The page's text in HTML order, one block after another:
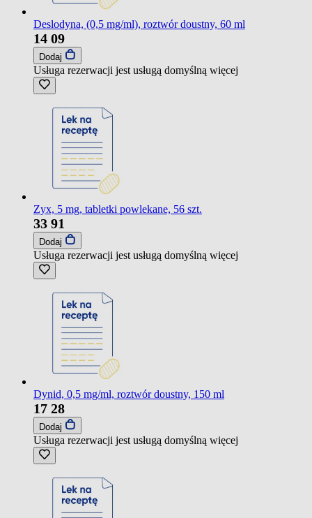
Deslodyna, (0,5 mg/ml), roztwór doustny, 60 ml
14 09
Dodaj
Usługa rezerwacji jest usługą domyślną więcej
Zyx, 5 mg, tabletki powlekane, 56 szt.
33 91
Dodaj
Usługa rezerwacji jest usługą domyślną więcej
Dynid, 0,5 mg/ml, roztwór doustny, 150 ml
17 28
Dodaj
Usługa rezerwacji jest usługą domyślną więcej